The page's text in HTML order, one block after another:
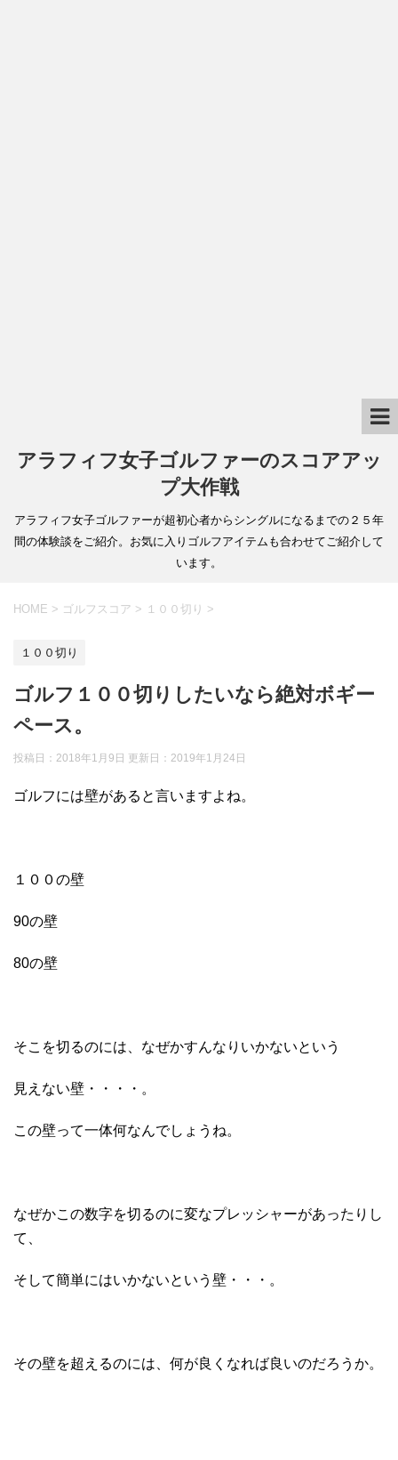
アラフィフ女子ゴルファーのスコアアッ
プ大作戦
アラフィフ女子ゴルファーが超初心者からシングルになるまでの２５年
間の体験談をご紹介。お気に入りゴルフアイテムも合わせてご紹介して
います。
HOME > ゴルフスコア > １００切り >
１００切り
ゴルフ１００切りしたいなら絶対ボギー
ペース。
投稿日：2018年1月9日 更新日： 2019年1月24日
ゴルフには壁があると言いますよね。
１００の壁
90の壁
80の壁
そこを切るのには、なぜかすんなりいかないという
見えない壁・・・・。
この壁って一体何なんでしょうね。
なぜかこの数字を切るのに変なプレッシャーがあったりし
て、
そして簡単にはいかないという壁・・・。
その壁を超えるのには、何が良くなれば良いのだろうか。